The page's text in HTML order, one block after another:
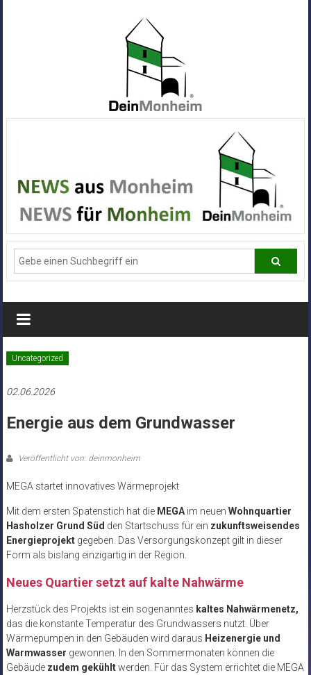
Alle
News
aus
Deiner
Stadt
Monheim
Uncategorized
02.06.2026
Energie aus dem Grundwasser
Veröffentlicht von: deinmonheim
MEGA startet innovatives Wärmeprojekt
Mit dem ersten Spatenstich hat die MEGAim neuen Wohnquartier
Hasholzer Grund Süd den Startschuss für ein zukunftsweisendes
Energieprojektgegeben. Das Versorgungskonzept gilt in dieser
Form als bislang einzigartig in der Region.
Neues Quartier setzt auf kalte Nahwärme
Herzstück des Projekts ist ein sogenanntes kaltes Nahwärmenetz,
das die konstante Temperatur des Grundwassers nutzt. Über
Wärmepumpen in den Gebäuden wird daraus Heizenergie und
Warmwasser gewonnen. In den Sommermonaten können die
Gebäude zudem gekühltwerden. Für das System errichtet die MEGA